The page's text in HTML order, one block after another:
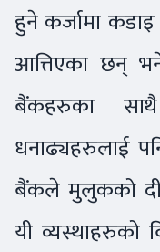
हुने कर्जामा
आत्तिएका छन्
बैंकहरुका
धनाढ्यहरुलाई
बैंकले मुलुकको
यी व्यस्थाहरुको